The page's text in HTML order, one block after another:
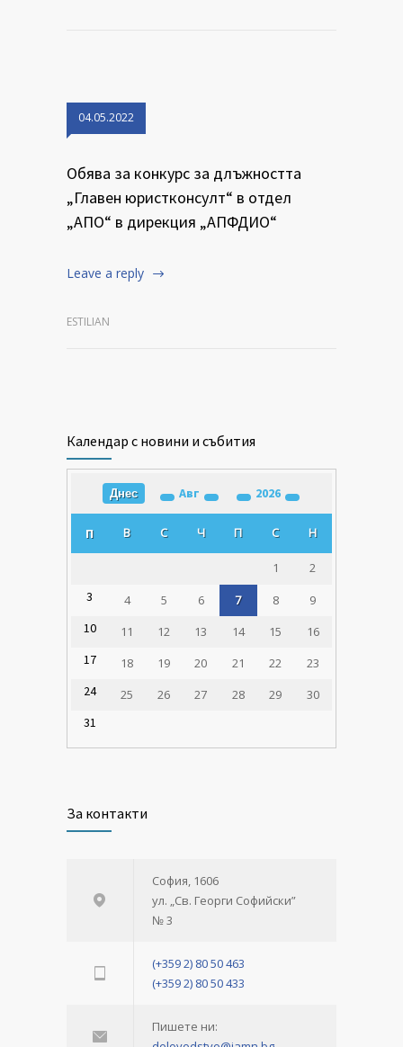
04.05.2022
Обява за конкурс за длъжността
„Главен юристконсулт“ в отдел
„АПО“ в дирекция „АПФДИО“
Leave a reply
ESTILIAN
Календар с новини и събития
Днес Авг 2026
П В С Ч П С Н
1
2
3
4 5 6 7 8
9
10
11 12 13 14 15
16
17
18 19 20 21 22
23
24
25 26 27 28 29
30
31
За контакти
София, 1606
ул. „Св. Георги Софийски”
№ 3
(+359 2) 80 50 463
(+359 2) 80 50 433
Пишете ни: